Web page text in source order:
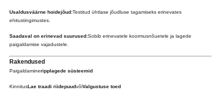
Usaldusväärne hoidejõud:Testitud ühtlase jõudluse tagamiseks erinevates
ehitustingimustes.
Saadaval on erinevad suurused:Sobib erinevatele koormusnõuetele ja lagede
paigaldamise vajadustele.
Rakendused
Paigaldamineripplagede süsteemid
KinnitusLae traadi riidepuudvõiValgustuse toed